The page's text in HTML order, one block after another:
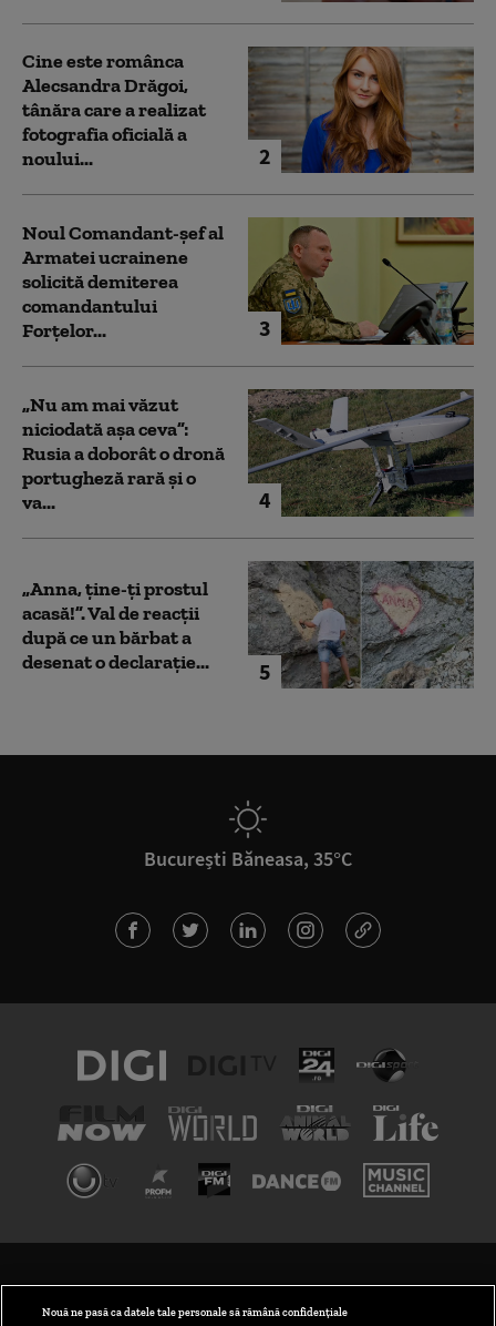
2
Cine este românca
Alecsandra Drăgoi,
tânăra care a realizat
fotografia oficială a
noului...
3
Noul Comandant-șef al
Armatei ucrainene
solicită demiterea
comandantului
Forțelor...
4
„Nu am mai văzut
niciodată așa ceva”:
Rusia a doborât o dronă
portugheză rară și o
va...
5
„Anna, ţine-ţi prostul
acasă!”. Val de reacții
după ce un bărbat a
desenat o declarație...
București Băneasa, 35°C
Nouă ne pasă ca datele tale personale să rămână confidențiale